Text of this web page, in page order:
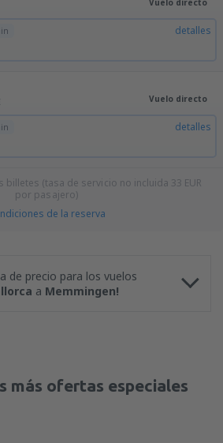
Vuelo directo
detalles
Vuelo directo
detalles
billetes (tasa de servicio no incluida 33 EUR
por pasajero)
de la reserva
de precio para los vuelos
a Memmingen!
más ofertas especiales